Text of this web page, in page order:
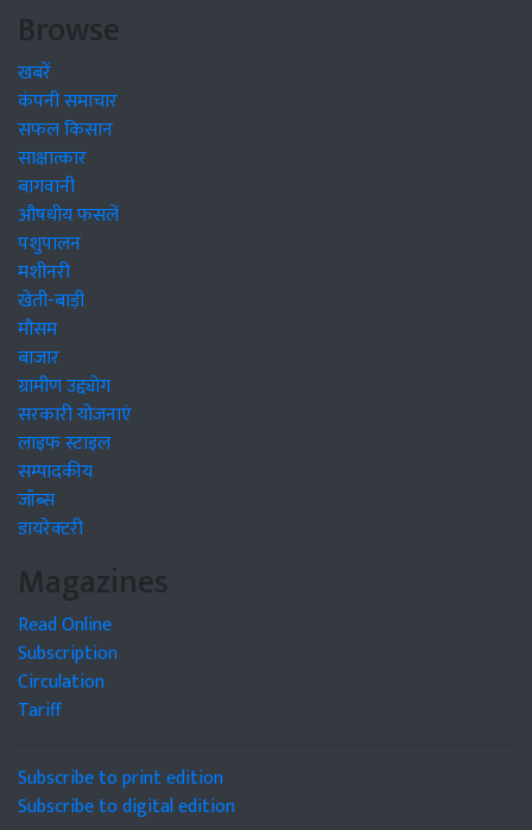
Browse
खबरें
कंपनी समाचार
सफल किसान
साक्षात्कार
बागवानी
औषधीय फसलें
पशुपालन
मशीनरी
खेती-बाड़ी
मौसम
बाजार
ग्रामीण उद्द्योग
सरकारी योजनाएं
लाइफ स्टाइल
सम्पादकीय
जॉब्स
डायरेक्टरी
Magazines
Read Online
Subscription
Circulation
Tariff
Subscribe to print edition
Subscribe to digital edition